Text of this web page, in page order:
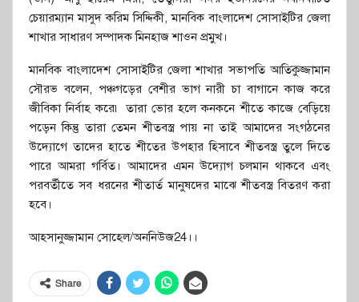
চেয়ারম্যান মাসুদ করিম সিদ্দিকী, মানবিক বাংলাদেশ সোসাইটির জেলা
শাখার সাধারণ সম্পাদক মিনহাজ শাওন প্রমুখ।
মানবিক বাংলাদেশ সোসাইটির জেলা শাখার সভাপতি আতিকুজ্জামান
সৌরভ বলেন, পঞ্চগড়ের বেশীর ভাগ নারী চা বাগানে কাজ করে
জীবিকা নির্বাহ করে৷ তারা ভোর হলে কনকনে শীতে কাজে বেড়িয়ে
পড়েন কিন্তু তারা তেমন শীতবস্ত্র পায় না তাই আমাদের সংগঠনের
উদ্যােগে তাদের হাতে শীতের উপহার হিসাবে শীতবস্ত্র তুলে দিতে
পারে আমরা গর্বিত। আমাদের এমন উদ্যােগ চলমান থাকবে এবং
পরবর্তীতে সব ধরনের শীতার্ত মানুষদের মাঝে শীতবস্ত্র বিতরণ করা
হবে।
আহসানুজ্জামান সোহেল/অননিউজ24।।
Share